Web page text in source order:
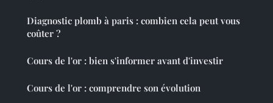
Diagnostic plomb à paris : combien cela peut vous
coûter ?
Cours de l'or : bien s'informer avant d'investir
Cours de l'or : comprendre son évolution